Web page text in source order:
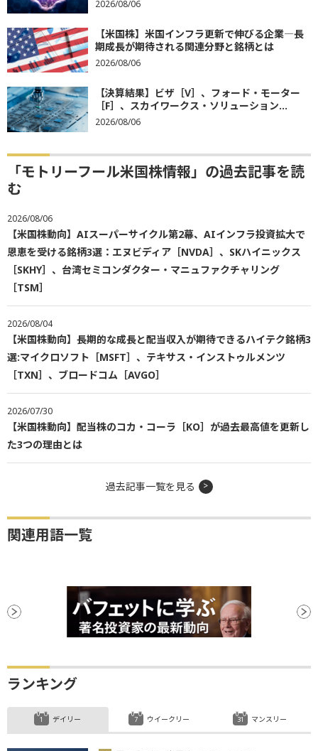
2026/08/06
【米国株】米国インフラ更新で伸びる企業―長
期成長が期待される関連分野と銘柄とは
2026/08/06
【決算結果】ビザ［V］、フォード・モーター
［F］、スカイワークス・ソリューション...
2026/08/06
「モトリーフール米国株情報」の過去記事を読
む
2026/08/06
【米国株動向】AIスーパーサイクル第2幕、AIインフラ投資拡大で
恩恵を受ける銘柄3選：エヌビディア［NVDA］、SKハイニックス
［SKHY］、台湾セミコンダクター・マニュファクチャリング
［TSM］
2026/08/04
【米国株動向】長期的な成長と配当収入が期待できるハイテク銘柄3
選:マイクロソフト［MSFT］、テキサス・インストゥルメンツ
［TXN］、ブロードコム［AVGO］
2026/07/30
【米国株動向】配当株のコカ・コーラ［KO］が過去最高値を更新し
た3つの理由とは
過去記事一覧を見る
関連用語一覧
ランキング
デイリー ウイークリー マンスリー